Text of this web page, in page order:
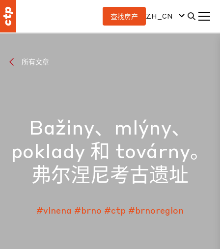
查找房产 ZH_CN
所有文章
Bažiny、mlýny、
poklady 和 továrny。
弗尔涅尼考古遗址
#vlnena #brno #ctp #brnoregion